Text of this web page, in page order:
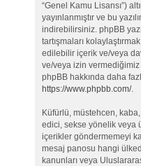
“Genel Kamu Lisansı”)
yayınlanmıştır ve bu
indirebilirsiniz. phpBB
tartışmaları
edilebilir içerik ve/veya
ve/veya izin
phpBB hakkında daha
https://www.phpbb.com/.
Küfürlü, müstehcen,
edici, sekse yönelik veya
içerikler göndermemeyi
mesaj panosu hangi
kanunları veya